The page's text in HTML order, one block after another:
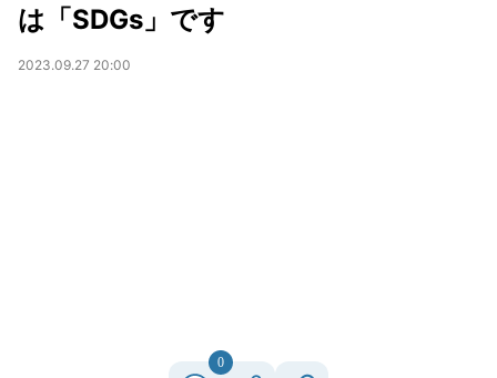
は「SDGs」です
2023.09.27 20:00
0